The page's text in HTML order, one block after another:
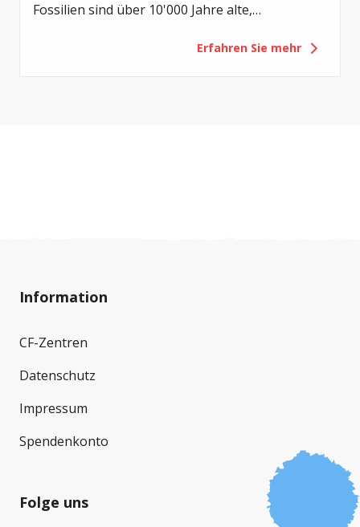
Fossilien sind über 10'000 Jahre alte,
Lebewesen aus vergangenen Erdzeitaltern.
Erfahren Sie mehr
Information
CF-Zentren
Datenschutz
Impressum
Spendenkonto
Folge uns